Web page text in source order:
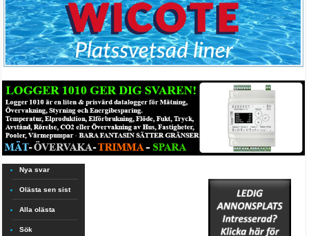
Nya svar
Olästa sen sist
Alla olästa
Sök